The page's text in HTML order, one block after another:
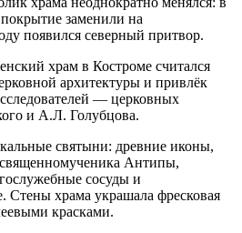
заменили на
появился северный притвор.
храм в Костроме считался
архитектуры и привлёк
— церковных
и А.Л. Голубцова.
святыни: древние иконы,
Антипы,
сосуды и
Стены храма украшала фресковая
красками.